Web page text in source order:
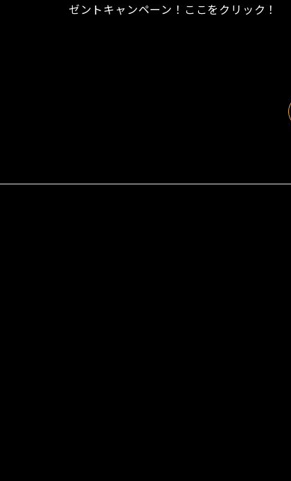
ゼントキャンペーン！ここをクリック！